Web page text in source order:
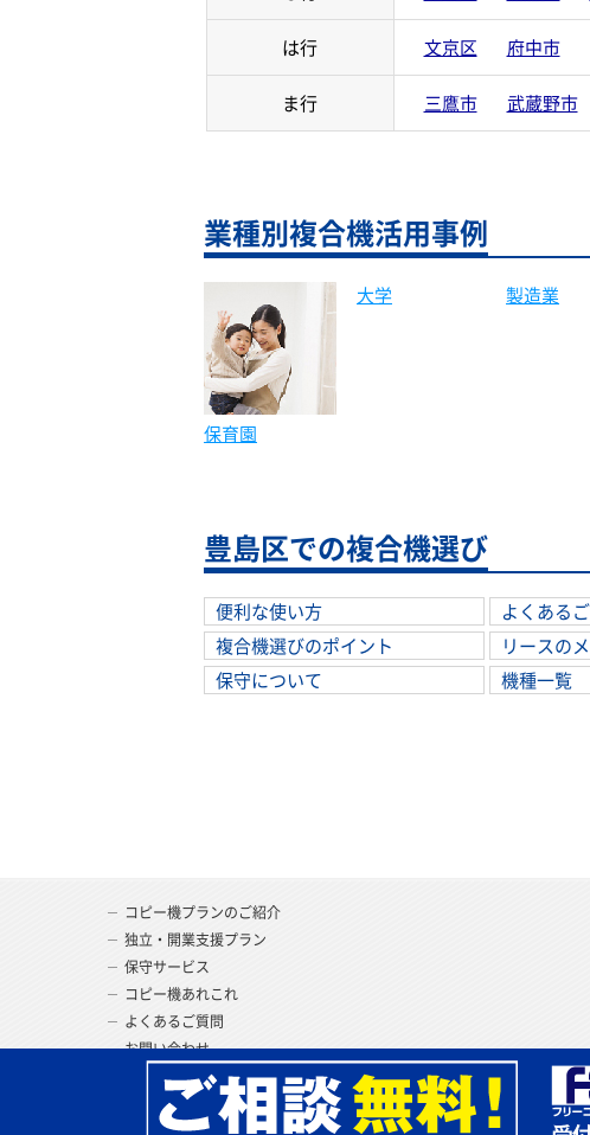
は行 文京区 府中市
ま行 三鷹市 武蔵野市
業種別複合機活用事例
保育園
製造業
豊島区での複合機選び
便利な使い方
よくある
複合機選びのポイント
リースの
保守について
機種一覧
コピー機プランのご紹介
独立・開業支援プラン
保守サービス
コピー機あれこれ
よくあるご質問
お問い合わせ
プライバシーポリシー
会社案内